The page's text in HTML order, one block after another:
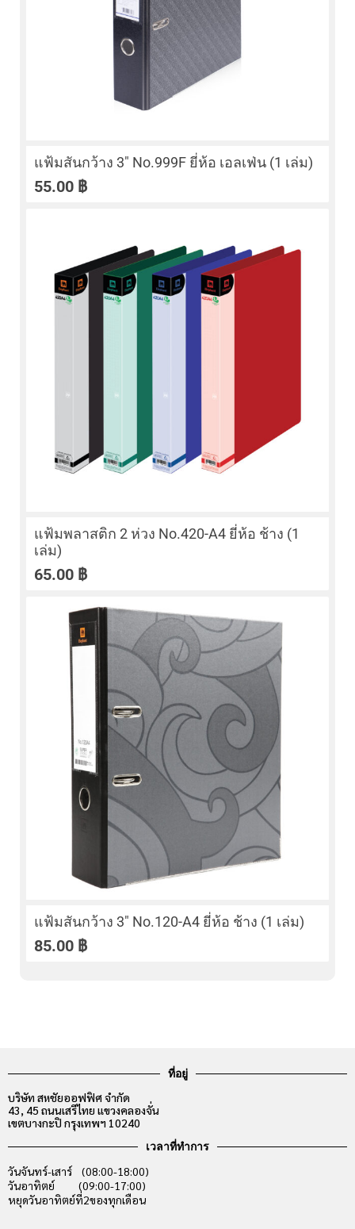
แฟ้มสันกว้าง 3″ No.999F ยี่ห้อ เอลเฟ่น (1 เล่ม)
55.00 ฿
แฟ้มพลาสติก 2 ห่วง No.420-A4 ยี่ห้อ ช้าง (1
เล่ม)
65.00 ฿
แฟ้มสันกว้าง 3″ No.120-A4 ยี่ห้อ ช้าง (1 เล่ม)
85.00 ฿
ที่อยู่
บริษัท สหชัยออฟฟิศ จำกัด
43, 45 ถนนเสรีไทย แขวงคลองจั่น
เขตบางกะปิ กรุงเทพฯ 10240
เวลาที่ทำการ
วันจันทร์-เสาร์ (08:00-18:00)
วันอาทิตย์ (09:00-17:00)
หยุดวันอาทิตย์ที่2ของทุกเดือน